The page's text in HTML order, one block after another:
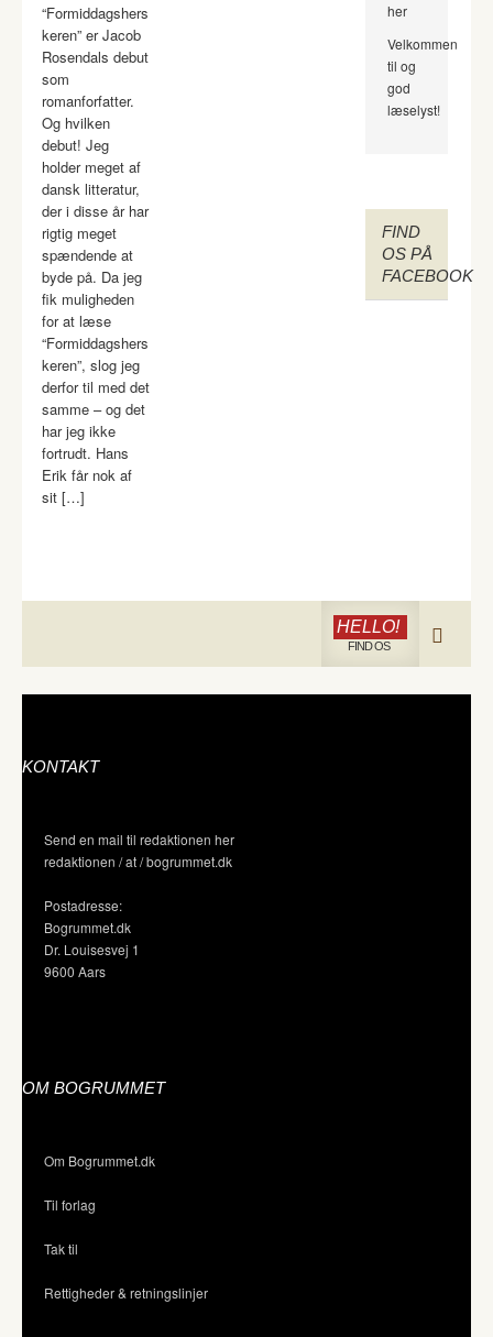
“Formiddagshers
keren” er Jacob
Rosendals debut
som
romanforfatter.
Og hvilken
debut! Jeg
holder meget af
dansk litteratur,
der i disse år har
rigtig meget
spændende at
byde på. Da jeg
fik muligheden
for at læse
“Formiddagshers
keren”, slog jeg
derfor til med det
samme – og det
har jeg ikke
fortrudt. Hans
Erik får nok af
sit […]
her
Velkommen
til og
god
læselyst!
FIND
OS PÅ
FACEBOOK
HELLO!
FIND OS
KONTAKT
Send en mail til redaktionen her
redaktionen / at / bogrummet.dk
Postadresse:
Bogrummet.dk
Dr. Louisesvej 1
9600 Aars
OM BOGRUMMET
Om Bogrummet.dk
Til forlag
Tak til
Rettigheder & retningslinjer